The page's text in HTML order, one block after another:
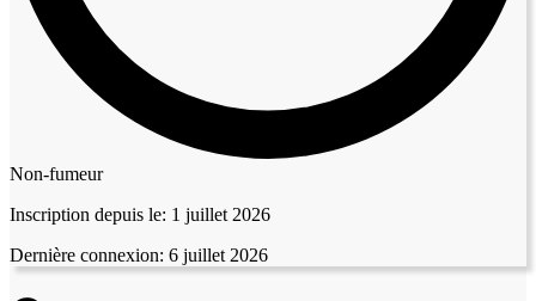
Non-fumeur
Inscription depuis le: 1 juillet 2026
Dernière connexion: 6 juillet 2026